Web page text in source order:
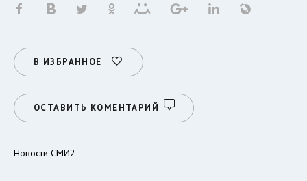
В ИЗБРАННОЕ
ОСТАВИТЬ КОМЕНТАРИЙ
Новости СМИ2